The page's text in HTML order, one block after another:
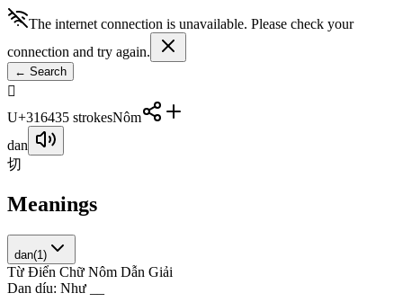
The internet connection is unavailable. Please check your
connection and try again.
← Search
𱙃
U+316435 strokesNôm
dan
切
Meanings
dan(1 )
Từ Điển Chữ Nôm Dẫn Giải
Dan díu: Như